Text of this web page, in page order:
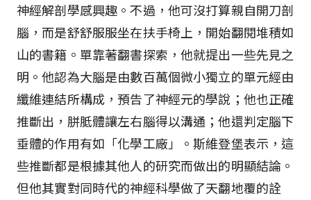
神經解剖學感興趣。不過，他可沒打算親自開刀剖
腦，而是舒舒服服坐在扶手椅上，開始翻閱堆積如
山的書籍。單靠著翻書探索，他就提出一些先見之
明。他認為大腦是由數百萬個微小獨立的單元經由
纖維連結所構成，預告了神經元的學說；他也正確
推斷出，胼胝體讓左右腦得以溝通；他還判定腦下
垂體的作用有如「化學工廠」。斯維登堡表示，這
些推斷都是根據其他人的研究而做出的明顯結論。
但他其實對同時代的神經科學做了天翻地覆的詮